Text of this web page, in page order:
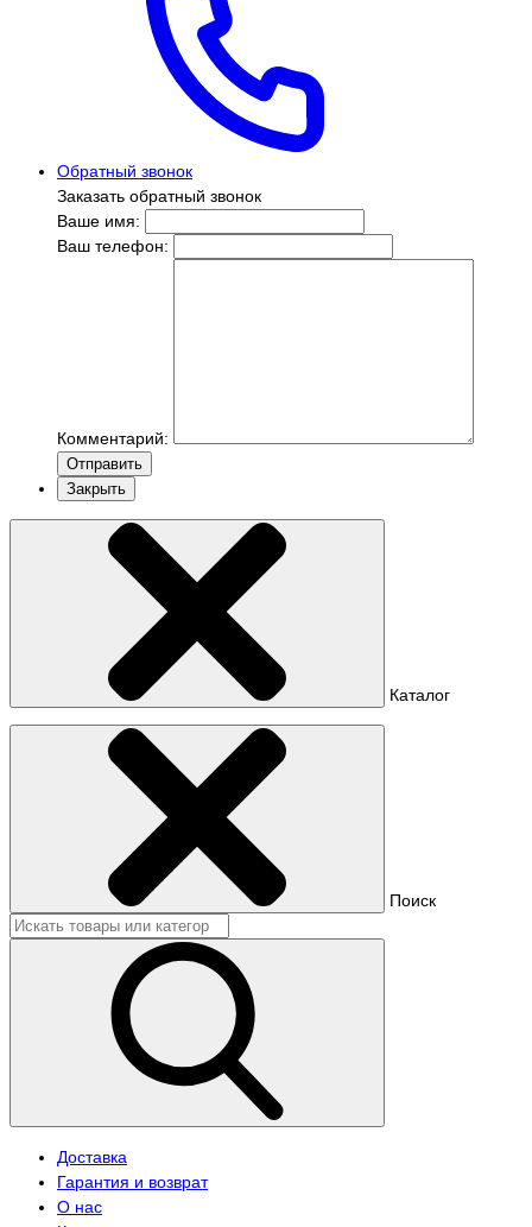
Обратный звонок
Заказать обратный звонок
Ваше имя:
Ваш телефон:
Комментарий:
Отправить
Закрыть
Каталог
Поиск
Доставка
Гарантия и возврат
О нас